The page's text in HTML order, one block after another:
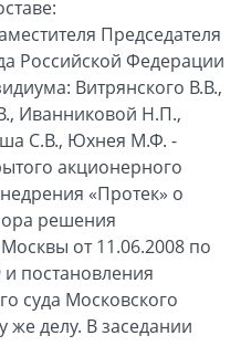
Председателя
Российской Федерации
Витрянского В.В.,
Иванниковой Н.П.,
С.В., Юхнея М.Ф. -
акционерного
«Протек» о
решения
от 11.06.2008 по
постановления
суда Московского
же делу. В заседании